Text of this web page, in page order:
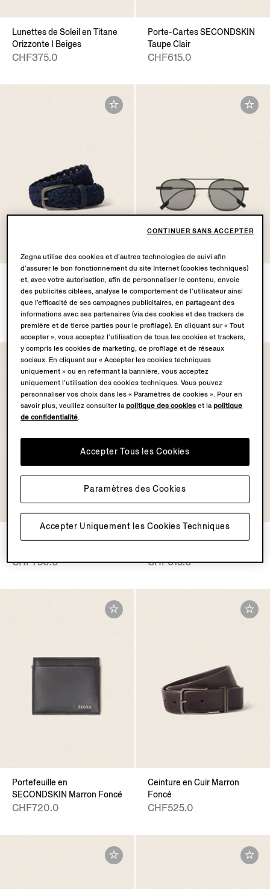
Lunettes de Soleil en Titane
Orizzonte I Beiges
CHF375.0
Porte-Cartes SECONDSKIN
Taupe Clair
CHF615.0
Ceinture en Nubuck Bleu
Foncé
CHF750.0
Lunettes de Soleil en
Acétate et Titane Marron
Clair Transparent
CHF415.0
CHF750.0 CHF615.0
Portefeuille en
SECONDSKIN Marron Foncé
CHF720.0
Ceinture en Cuir Marron
Foncé
CHF525.0
Zegna utilise des cookies et d’autres technologies de suivi afin
d’assurer le bon fonctionnement du site Internet (cookies techniques)
et, avec votre autorisation, afin de personnaliser le contenu, envoie
des publicités ciblées, analyse le comportement de l’utilisateur ainsi
que l’efficacité de ses campagnes publicitaires, en partageant des
informations avec ses partenaires (via des cookies et des trackers de
première et de tierce parties pour le profilage). En cliquant sur « Tout
accepter », vous acceptez l’utilisation de tous les cookies et trackers,
y compris les cookies de marketing, de profilage et de réseaux
sociaux. En cliquant sur « Accepter les cookies techniques
uniquement » ou en refermant la bannière, vous acceptez
uniquement l’utilisation des cookies techniques. Vous pouvez
personnaliser vos choix dans les « Paramètres de cookies ». Pour en
savoir plus, veuillez consulter lapolitique des cookies et lapolitique
de confidentialité.
Accepter Uniquement les Cookies Techniques
Accepter Tous les Cookies
Paramètres des Cookies
CONTINUER SANS ACCEPTER